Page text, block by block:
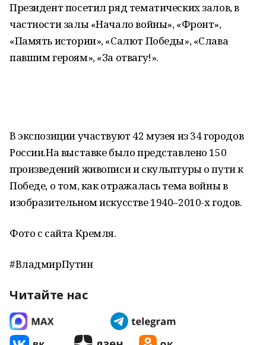
Президент посетил ряд тематических залов, в
частности залы «Начало войны», «Фронт»,
«Память истории», «Салют Победы», «Слава
павшим героям», «За отвагу!».
В экспозиции участвуют 42 музея из 34 городов
России.На выставке было представлено 150
произведений живописи и скульптуры о пути к
Победе, о том, как отражалась тема войны в
изобразительном искусстве 1940–2010-х годов.
Фото с сайта Кремля.
#ВладмирПутин
Читайте нас